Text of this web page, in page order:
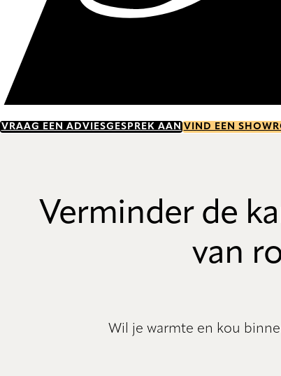
VRAAG EEN ADVIESGESPREK AAN VIND EEN
Verminder de
van
Wil je warmte en kou